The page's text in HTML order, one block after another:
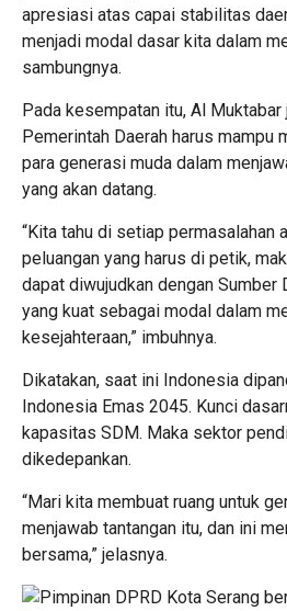
apresiasi atas capai stabilitas
menjadi modal dasar kita dalam
sambungnya.
Pada kesempatan itu, Al Muktabar
Pemerintah Daerah harus mampu
para generasi muda dalam
yang akan datang.
“Kita tahu di setiap permasalahan
peluangan yang harus di petik,
dapat diwujudkan dengan Sumber
yang kuat sebagai modal dalam
kesejahteraan,” imbuhnya.
Dikatakan, saat ini Indonesia
Indonesia Emas 2045. Kunci
kapasitas SDM. Maka sektor
dikedepankan.
“Mari kita membuat ruang untuk
menjawab tantangan itu, dan ini
bersama,” jelasnya.